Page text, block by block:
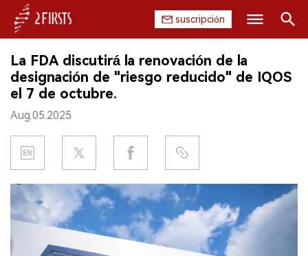
suscripción
INICIO
EMPRESA
PRODUCTO
REGULACIÓN
CHINA
La FDA discutirá la renovación de la
designación de "riesgo reducido" de IQOS
el 7 de octubre.
Aug.05.2025